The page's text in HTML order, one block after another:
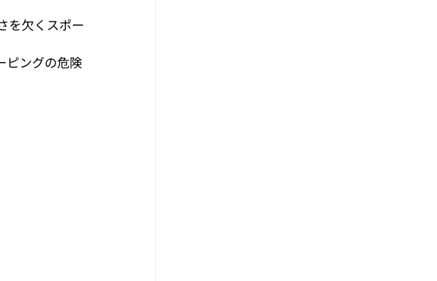
を欠くスポー
ピングの危険